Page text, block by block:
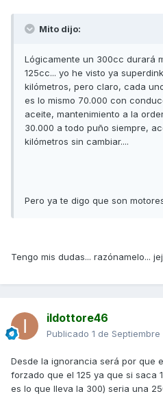
Mito dijo:
Lógicamente un 300cc durará
125cc... yo he visto ya
kilómetros, pero claro, cada
es lo mismo 70.000 con
aceite, mantenimiento a la
30.000 a todo puño siempre,
kilómetros sin cambiar....
Pero ya te digo que son
Tengo mis dudas... razónamelo...
ildottore46
Publicado 1 de Septiembre
Desde la ignorancia será por que
forzado que el 125 ya que si saca
es lo que lleva la 300) seria una